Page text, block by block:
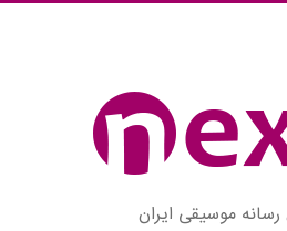
موسیقی ایران